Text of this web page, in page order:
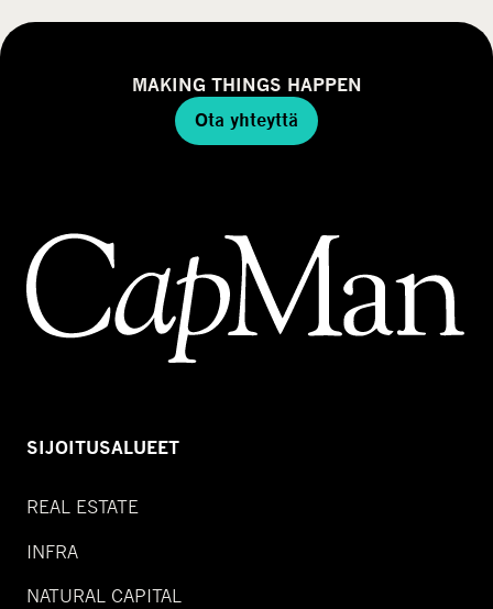
MAKING THINGS HAPPEN
Ota yhteyttä
SIJOITUSALUEET
REAL ESTATE
INFRA
NATURAL CAPITAL